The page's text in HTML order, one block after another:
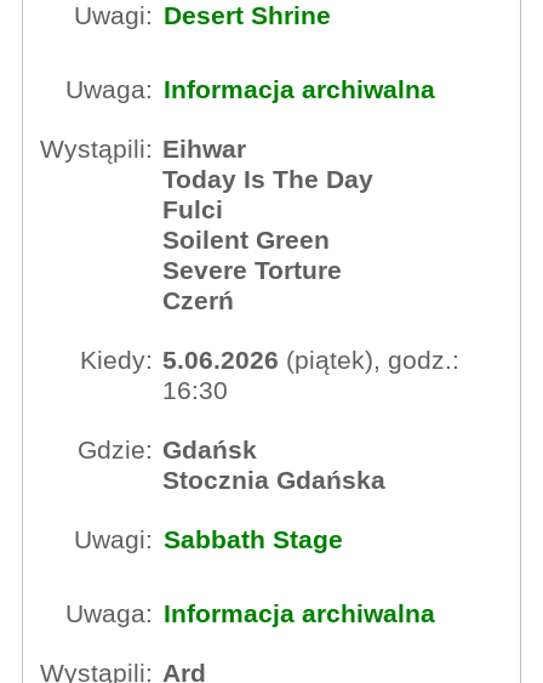
Uwagi: Desert Shrine
Uwaga: Informacja archiwalna
Wystąpili: Eihwar
Today Is The Day
Fulci
Soilent Green
Severe Torture
Czerń
Kiedy: 5.06.2026 (piątek), godz.:
16:30
Gdzie: Gdańsk
Stocznia Gdańska
Uwagi: Sabbath Stage
Uwaga: Informacja archiwalna
Wystąpili: Ard